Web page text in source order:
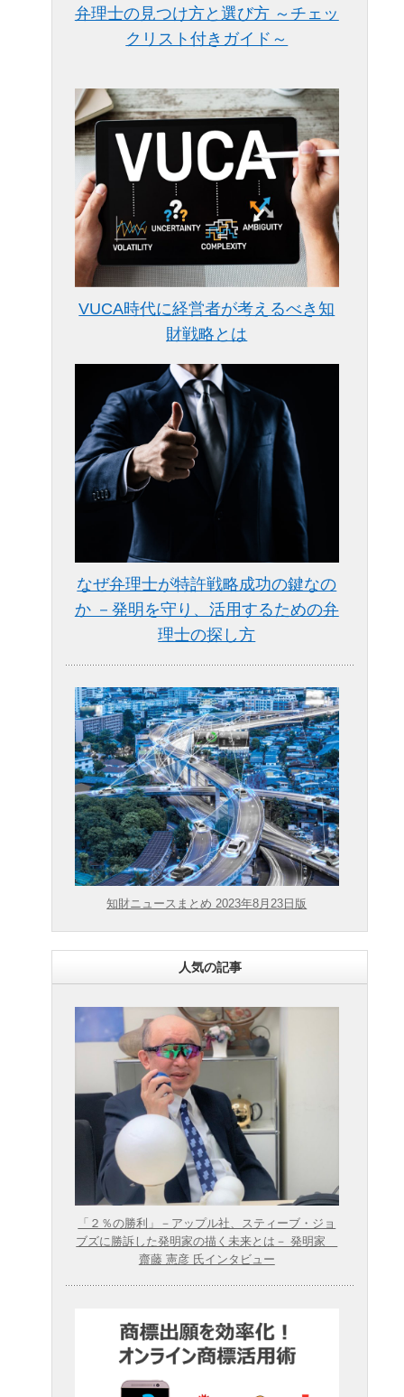
弁理士の見つけ方と選び方 ～チェッ
クリスト付きガイド～
VUCA時代に経営者が考えるべき知
財戦略とは
なぜ弁理士が特許戦略成功の鍵なの
か －発明を守り、活用するための弁
理士の探し方
知財ニュースまとめ 2023年8月23日版
人気の記事
「２％の勝利」－アップル社、スティーブ・ジョ
ブズに勝訴した発明家の描く未来とは－ 発明家
齋藤 憲彦 氏インタビュー